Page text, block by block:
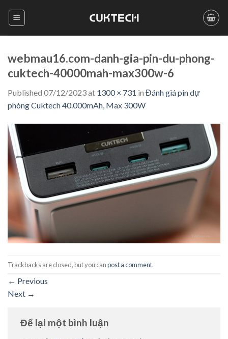
webmau16.com-danh-gia-pin-du-phong-
cuktech-40000mah-max300w-6
Published 07/12/2023at 1300 × 731 in Đánh giá pin dự
phòng Cuktech 40.000mAh, Max 300W
Trackbacks are closed, but you canpost a comment.
← Previous
Next →
Để lại một bình luận